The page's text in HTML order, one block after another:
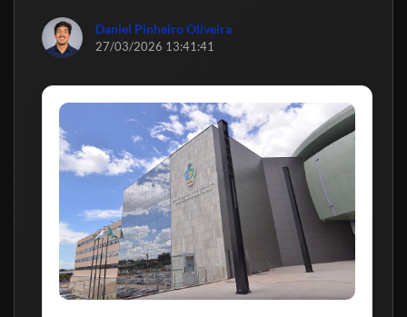
Daniel Pinheiro Oliveira
27/03/2026 13:41:41